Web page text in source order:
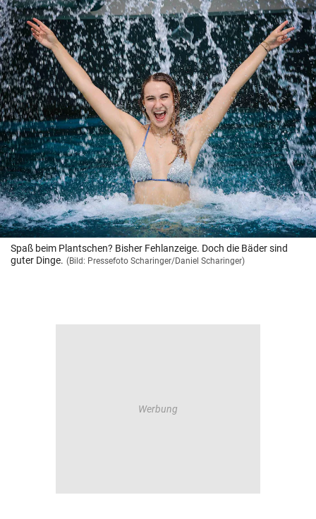
Spaß beim Plantschen? Bisher Fehlanzeige. Doch die Bäder sind
guter Dinge. (Bild: Pressefoto Scharinger/Daniel Scharinger)